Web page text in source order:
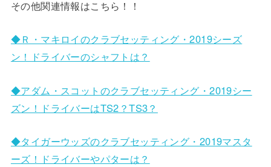
その他関連情報はこちら！！
◆Ｒ・マキロイのクラブセッティング・2019シーズ
ン！ドライバーのシャフトは？
◆アダム・スコットのクラブセッティング・2019シー
ズン！ドライバーはTS2？TS3？
◆タイガーウッズのクラブセッティング・2019マスタ
ーズ！ドライバーやパターは？